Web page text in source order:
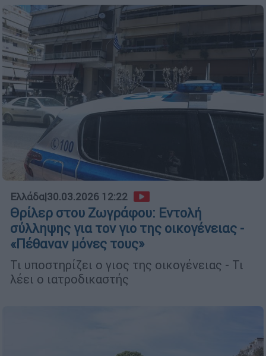
Ελλάδα|30.03.2026 12:22
Θρίλερ στου Ζωγράφου: Εντολή
σύλληψης για τον γιο της οικογένειας -
«Πέθαναν μόνες τους»
Τι υποστηρίζει ο γιος της οικογένειας - Τι
λέει ο ιατροδικαστής